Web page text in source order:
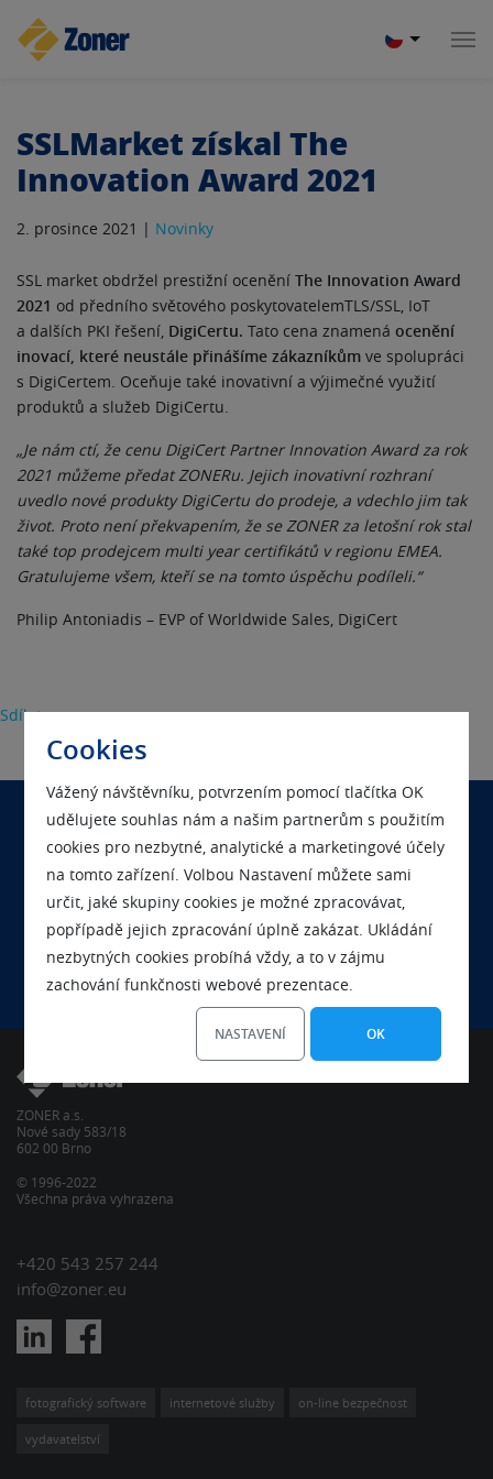
Cookies
Vážený návštěvníku, potvrzením pomocí tlačítka OK
udělujete souhlas nám a našim partnerům s použitím
cookies pro nezbytné, analytické a marketingové účely
na tomto zařízení. Volbou Nastavení můžete sami
určit, jaké skupiny cookies je možné zpracovávat,
popřípadě jejich zpracování úplně zakázat. Ukládání
nezbytných cookies probíhá vždy, a to v zájmu
zachování funkčnosti webové prezentace.
NASTAVENÍ OK
SSLMarket získal The
Innovation Award 2021
2. prosince 2021 | Novinky
SSL market obdržel prestižní ocenění The Innovation Award
2021 od předního světového poskytovatelemTLS/SSL, IoT
a dalších PKI řešení, DigiCertu. Tato cena znamená ocenění
inovací, které neustále přinášíme zákazníkům ve spolupráci
s DigiCertem. Oceňuje také inovativní a výjimečné využití
produktů a služeb DigiCertu.
„Je nám ctí, že cenu DigiCert Partner Innovation Award za rok
2021 můžeme předat ZONERu. Jejich inovativní rozhraní
uvedlo nové produkty DigiCertu do prodeje, a vdechlo jim tak
život. Proto není překvapením, že se ZONER za letošní rok stal
také top prodejcem multi year certifikátů v regionu EMEA.
Gratulujeme všem, kteří se na tomto úspěchu podíleli.“
Philip Antoniadis – EVP of Worldwide Sales, DigiCert
Sdílet
Chcete se nás na něco zeptat?
Kontaktujte nás
Chcete s námi pracovat?
Podívejte se na volná místa
ZONER a.s.
Nové sady 583/18
602 00 Brno
© 1996-2022
Všechna práva vyhrazena
+420 543 257 244
info@zoner.eu
fotografický software internetové služby on-line bezpečnost
vydavatelství